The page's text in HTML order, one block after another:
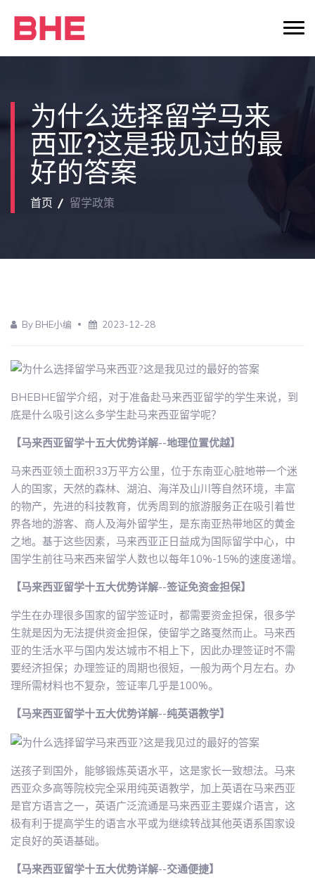
为什么选择留学马来
西亚?这是我见过的最
好的答案
首页 留学政策
By BHE小编 2023-12-28
BHEBHE留学介绍，对于准备赴马来西亚留学的学生来说，到
底是什么吸引这么多学生赴马来西亚留学呢？
【马来西亚留学十五大优势详解--地理位置优越】
马来西亚领土面积33万平方公里，位于东南亚心脏地带一个迷
人的国家，天然的森林、湖泊、海洋及山川等自然环境，丰富
的物产，先进的科技教育，优秀周到的旅游服务正在吸引着世
界各地的游客、商人及海外留学生，是东南亚热带地区的黄金
之地。基于这些因素，马来西亚正日益成为国际留学中心，中
国学生前往马来西来留学人数也以每年10%-15%的速度递增。
【马来西亚留学十五大优势详解--签证免资金担保】
学生在办理很多国家的留学签证时，都需要资金担保，很多学
生就是因为无法提供资金担保，使留学之路戛然而止。马来西
亚的生活水平与国内发达城市不相上下，因此办理签证时不需
要经济担保；办理签证的周期也很短，一般为两个月左右。办
理所需材料也不复杂，签证率几乎是100%。
【马来西亚留学十五大优势详解--纯英语教学】
送孩子到国外，能够锻炼英语水平，这是家长一致想法。马来
西亚众多高等院校完全采用纯英语教学，加上英语在马来西亚
是官方语言之一，英语广泛流通是马来西亚主要媒介语言，这
极有利于提高学生的语言水平或为继续转战其他英语系国家设
定良好的英语基础。
【马来西亚留学十五大优势详解--交通便捷】